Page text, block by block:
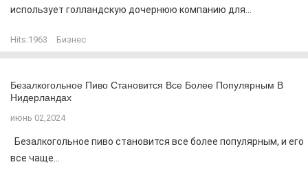
использует голландскую дочернюю компанию для...
Hits:1963 Бизнес
Безалкогольное Пиво Становится Все Более Популярным В
Нидерландах
июнь 02,2024
Безалкогольное пиво становится все более популярным, и его
все чаще...